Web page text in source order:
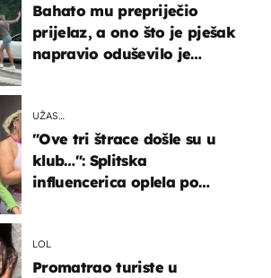
Bahato mu prepriječio
prijelaz, a ono što je pješak
napravio oduševilo je
UŽAS…
"Ove tri štrace došle su u
klub…": Splitska
influencerica oplela po
LOL
Promatrao turiste u